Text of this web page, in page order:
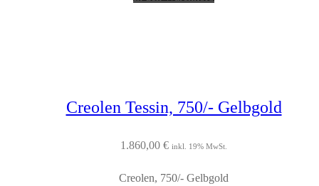
Creolen Tessin, 750/- Gelbgold
1.860,00 € inkl. 19% MwSt.
Creolen, 750/- Gelbgold